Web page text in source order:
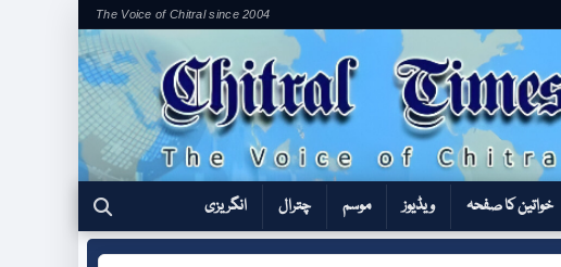
The Voice of Chitral since 2004
خواتین کا صفحہ ویڈیوز موسم چترال انگریزی